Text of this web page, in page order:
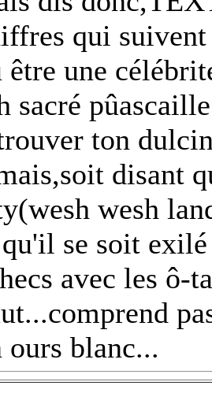
qui
être une
sacré
ton
disant
wesh
se soit
avec les ô-
ours blanc...